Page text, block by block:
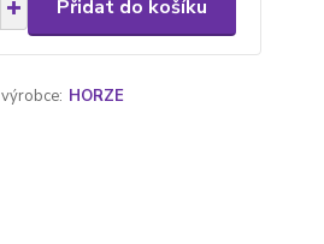
Přidat do košíku
výrobce: HORZE